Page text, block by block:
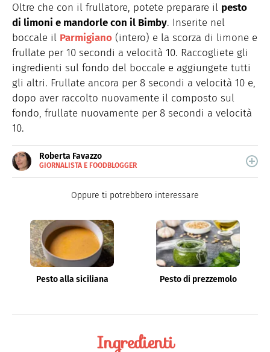
Oltre che con il frullatore, potete preparare il pesto
di limoni e mandorle con il Bimby. Inserite nel
boccale il Parmigiano (intero) e la scorza di limone e
frullate per 10 secondi a velocità 10. Raccogliete gli
ingredienti sul fondo del boccale e aggiungete tutti
gli altri. Frullate ancora per 8 secondi a velocità 10 e,
dopo aver raccolto nuovamente il composto sul
fondo, frullate nuovamente per 8 secondi a velocità
10.
Roberta Favazzo
GIORNALISTA E FOODBLOGGER
INSTAGRAM
LINK
Curiosa, creativa e perfezionista, scrive di food e
da bambina, ama il buon cibo, i viaggi e la lettura.
Oppure ti potrebbero interessare
Pesto alla siciliana Pesto di prezzemolo
Ingredienti